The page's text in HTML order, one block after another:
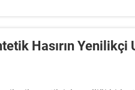
Hasırın Yenilikçi